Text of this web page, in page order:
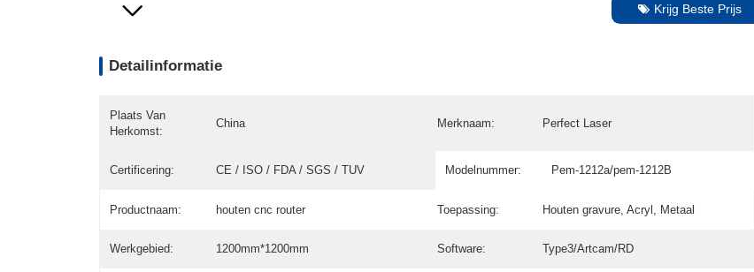
Krijg Beste Prijs
Detailinformatie
Plaats Van
Herkomst:
China Merknaam: Perfect Laser
Certificering: CE / ISO / FDA / SGS / TUV Modelnummer: Pem-1212a/pem-1212B
Productnaam: houten cnc router Toepassing: Houten gravure, Acryl, Metaal
Werkgebied: 1200mm*1200mm Software: Type3/Artcam/RD